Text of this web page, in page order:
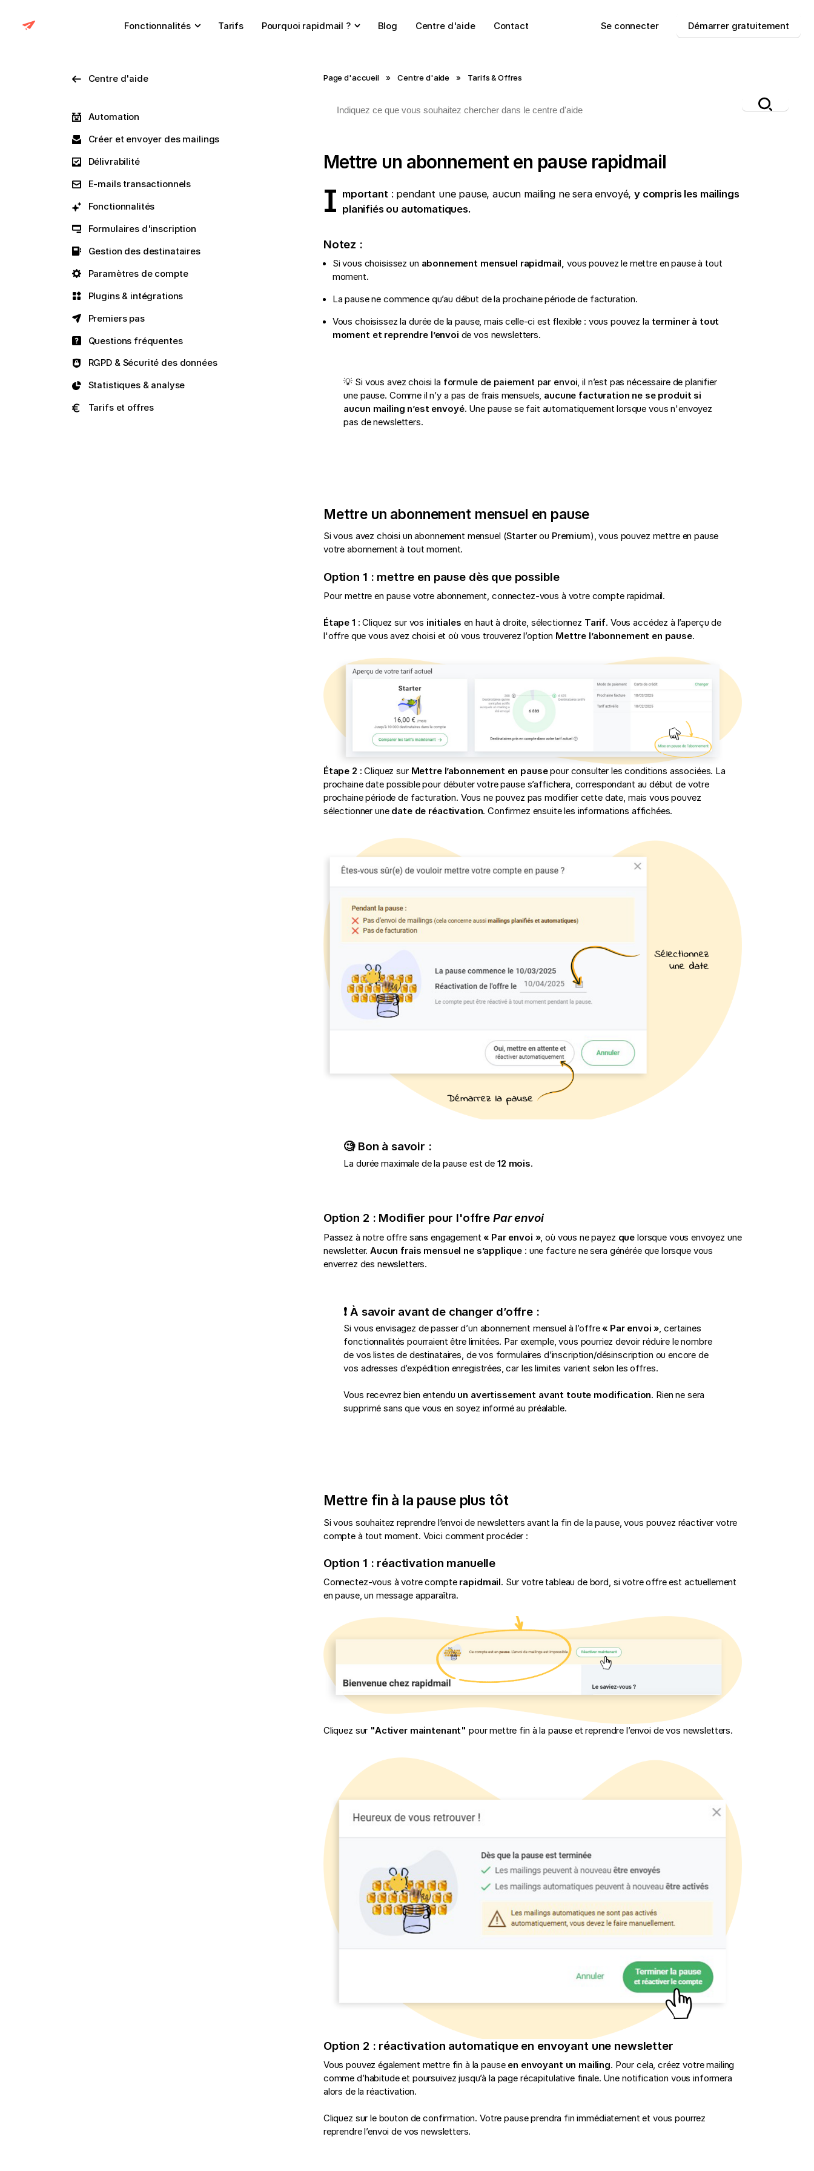
Fonctionnalités Tarifs Pourquoi rapidmail ? Blog Centre d'aide Contact Se connecter Démarrer gratuitement
Centre d'aide
Automation
Créer et envoyer des mailings
Délivrabilité
E-mails transactionnels
Fonctionnalités
Formulaires d'inscription
Gestion des destinataires
Paramètres de compte
Plugins & intégrations
Premiers pas
Questions fréquentes
RGPD & Sécurité des données
Statistiques & analyse
Tarifs et offres
Page d'accueil » Centre d'aide » Tarifs & Offres
Mettre un abonnement en pause rapidmail
I mportant: pendant une pause, aucun mailing ne sera envoyé,y compris les mailings
planifiés ou automatiques.
Notez :
Si vous choisissez un abonnement mensuel rapidmail, vous pouvez le mettre en pause à tout
moment.
La pause ne commence qu’au début de la prochaine période de facturation.
Vous choisissez la durée de la pause, mais celle-ci est flexible : vous pouvez la terminer à tout
moment et reprendre l’envoi de vos newsletters.
💡 Si vous avez choisi la formule de paiement par envoi, il n’est pas nécessaire de planifier
une pause. Comme il n’y a pas de frais mensuels, aucune facturation ne se produit si
aucun mailing n’est envoyé. Une pause se fait automatiquement lorsque vous n'envoyez
pas de newsletters.
Mettre un abonnement mensuel en pause
Si vous avez choisi un abonnement mensuel (Starterou Premium), vous pouvez mettre en pause
votre abonnement à tout moment.
Option 1 : mettre en pause dès que possible
Pour mettre en pause votre abonnement, connectez-vous à votre compte rapidmail.
Étape 1 :Cliquez sur vos initiales en haut à droite, sélectionnez Tarif. Vous accédez à l’aperçu de
l'offre que vous avez choisi et où vous trouverez l’option Mettre l’abonnement en pause.
Étape 2 : Cliquez sur Mettre l’abonnement en pausepour consulter les conditions associées. La
prochaine date possible pour débuter votre pause s’affichera, correspondant au début de votre
prochaine période de facturation. Vous ne pouvez pas modifier cette date, mais vous pouvez
sélectionner une date de réactivation. Confirmez ensuite les informations affichées.
🧐 Bon à savoir :
La durée maximale de la pause est de 12 mois.
Option 2 : Modifier pour l'offre Par envoi
Passez à notre offre sans engagement« Par envoi », où vous ne payez que lorsque vous envoyez une
newsletter.Aucun frais mensuel ne s’applique : une facture ne sera générée que lorsque vous
enverrez des newsletters.
❗ À savoir avant de changer d’offre :
Si vous envisagez de passer d’un abonnement mensuel à l’offre« Par envoi », certaines
fonctionnalités pourraient être limitées. Par exemple, vous pourriez devoir réduire le nombre
de vos listes de destinataires, de vos formulaires d’inscription/désinscription ou encore de
vos adresses d’expédition enregistrées, car les limites varient selon les offres.
Vous recevrez bien entendu un avertissement avant toute modification. Rien ne sera
supprimé sans que vous en soyez informé au préalable.
Mettre fin à la pause plus tôt
Si vous souhaitez reprendre l’envoi de newsletters avant la fin de la pause, vous pouvez réactiver votre
compte à tout moment. Voici comment procéder :
Option 1 : réactivation manuelle
Connectez-vous à votre compte rapidmail. Sur votre tableau de bord, si votre offre est actuellement
en pause, un message apparaîtra.
Cliquez sur "Activer maintenant" pour mettre fin à la pause et reprendre l’envoi de vos newsletters.
Option 2 : réactivation automatique en envoyant une newsletter
Vous pouvez également mettre fin à la pause en envoyant un mailing. Pour cela, créez votre mailing
comme d’habitude et poursuivez jusqu’à la page récapitulative finale. Une notification vous informera
alors de la réactivation.
Cliquez sur le bouton de confirmation. Votre pause prendra fin immédiatement et vous pourrez
reprendre l’envoi de vos newsletters.